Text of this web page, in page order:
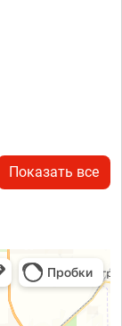
Показать все